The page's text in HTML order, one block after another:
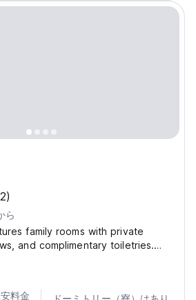
ら
family rooms with private
and complimentary toiletries.
the convenience of a 24-hour
and paid parking. A...
料金